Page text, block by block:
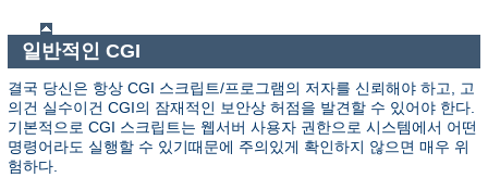
일반적인 CGI
결국 당신은 항상 CGI 스크립트/프로그램의 저자를 신뢰해야 하고, 고
의건 실수이건 CGI의 잠재적인 보안상 허점을 발견할 수 있어야 한다.
기본적으로 CGI 스크립트는 웹서버 사용자 권한으로 시스템에서 어떤
명령어라도 실행할 수 있기때문에 주의있게 확인하지 않으면 매우 위
험하다.